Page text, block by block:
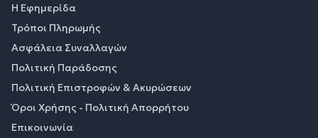
Η Εφημερίδα
Τρόποι Πληρωμής
Ασφάλεια Συναλλαγών
Πολιτική Παράδοσης
Πολιτική Επιστροφών & Ακυρώσεων
Όροι Χρήσης - Πολιτική Απορρήτου
Επικοινωνία